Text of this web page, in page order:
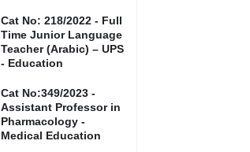
Cat No: 218/2022 - Full
Time Junior Language
Teacher (Arabic) – UPS
- Education
Cat No:349/2023 -
Assistant Professor in
Pharmacology -
Medical Education